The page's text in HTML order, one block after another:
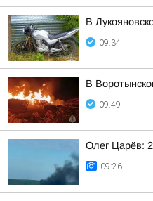
В
09:34
В
09:49
Олег Царёв:
09:26